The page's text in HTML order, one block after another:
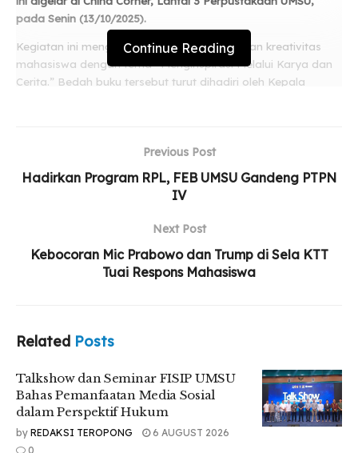
pada Senin (13/10/2025).
Kegiatan ini mengusung semangat literasi dan kreativitas
mahasiswa dengan tema “Menginspirasi Melalui Karya dan
Cerita.” Bedah buku tersebut turut dihadiri oleh Kepala
menerbitkan karya fiksi sejak usia muda.
Related Posts
Talkshow dan Seminar FISIP UMSU Bahas
Pemanfaatan Media Sosial dalam Perspektif
Hukum
Pelantikan dan Upgrading HIMAMEN UMSU
Dalam sambutannya, Dr. Arwin mengungkapkan rasa
Continue Reading
Previous Post
Hadirkan Program RPL, FEB UMSU Gandeng PTPN
IV
Next Post
Kebocoran Mic Prabowo dan Trump di Sela KTT
Tuai Respons Mahasiswa
Related Posts
Talkshow dan Seminar FISIP UMSU
Bahas Pemanfaatan Media Sosial
dalam Perspektif Hukum
by REDAKSI TEROPONG
6 AUGUST 2026
0